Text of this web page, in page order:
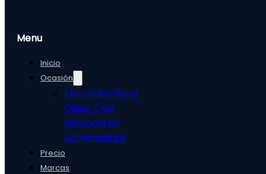
Menu
Inicio
Ocasión
Mercedes-Benz
Clase C de
gerencia en
Extremadura
Precio
Marcas